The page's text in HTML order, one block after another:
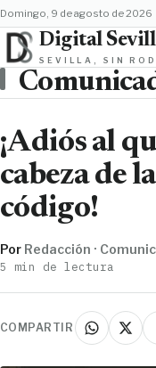
domingo, 9 de agosto de 2026
Digital
SEVILLA, SIN
¡Adiós al
cabeza de
código!
Por Redacción ·
5 min de lectura
COMPARTIR